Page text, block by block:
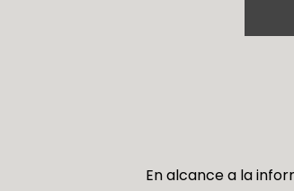
En alcance a la